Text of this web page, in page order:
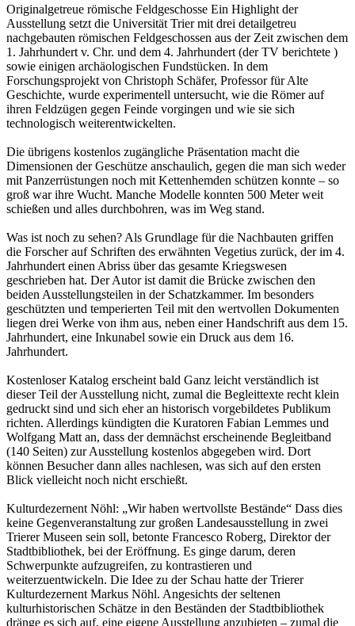
Originalgetreue römische Feldgeschosse Ein Highlight der
Ausstellung setzt die Universität Trier mit drei detailgetreu
nachgebauten römischen Feldgeschossen aus der Zeit zwischen dem
1. Jahrhundert v. Chr. und dem 4. Jahrhundert (der TV berichtete )
sowie einigen archäologischen Fundstücken. In dem
Forschungsprojekt von Christoph Schäfer, Professor für Alte
Geschichte, wurde experimentell untersucht, wie die Römer auf
ihren Feldzügen gegen Feinde vorgingen und wie sie sich
technologisch weiterentwickelten.
Die übrigens kostenlos zugängliche Präsentation macht die
Dimensionen der Geschütze anschaulich, gegen die man sich weder
mit Panzerrüstungen noch mit Kettenhemden schützen konnte – so
groß war ihre Wucht. Manche Modelle konnten 500 Meter weit
schießen und alles durchbohren, was im Weg stand.
Was ist noch zu sehen? Als Grundlage für die Nachbauten griffen
die Forscher auf Schriften des erwähnten Vegetius zurück, der im 4.
Jahrhundert einen Abriss über das gesamte Kriegswesen
geschrieben hat. Der Autor ist damit die Brücke zwischen den
beiden Ausstellungsteilen in der Schatzkammer. Im besonders
geschützten und temperierten Teil mit den wertvollen Dokumenten
liegen drei Werke von ihm aus, neben einer Handschrift aus dem 15.
Jahrhundert, eine Inkunabel sowie ein Druck aus dem 16.
Jahrhundert.
Kostenloser Katalog erscheint bald Ganz leicht verständlich ist
dieser Teil der Ausstellung nicht, zumal die Begleittexte recht klein
gedruckt sind und sich eher an historisch vorgebildetes Publikum
richten. Allerdings kündigten die Kuratoren Fabian Lemmes und
Wolfgang Matt an, dass der demnächst erscheinende Begleitband
(140 Seiten) zur Ausstellung kostenlos abgegeben wird. Dort
können Besucher dann alles nachlesen, was sich auf den ersten
Blick vielleicht noch nicht erschießt.
Kulturdezernent Nöhl: „Wir haben wertvollste Bestände“ Dass dies
keine Gegenveranstaltung zur großen Landesausstellung in zwei
Trierer Museen sein soll, betonte Francesco Roberg, Direktor der
Stadtbibliothek, bei der Eröffnung. Es ginge darum, deren
Schwerpunkte aufzugreifen, zu kontrastieren und
weiterzuentwickeln. Die Idee zu der Schau hatte der Trierer
Kulturdezernent Markus Nöhl. Angesichts der seltenen
kulturhistorischen Schätze in den Beständen der Stadtbibliothek
dränge es sich auf, eine eigene Ausstellung anzubieten – zumal die